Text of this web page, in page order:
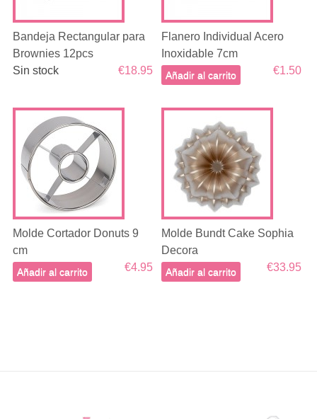
Bandeja Rectangular para
Brownies 12pcs
€18.95
Sin stock
Flanero Individual Acero
Inoxidable 7cm
€1.50
Añadir al carrito
Molde Cortador Donuts 9
cm
€4.95
Añadir al carrito
Molde Bundt Cake Sophia
Decora
€33.95
Añadir al carrito